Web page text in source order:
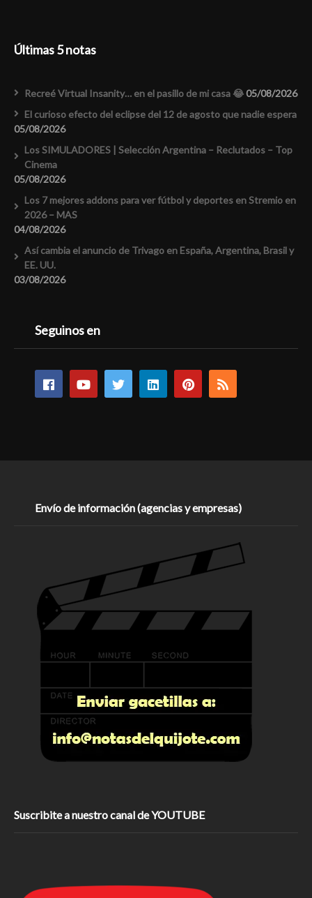
Últimas 5 notas
Recreé Virtual Insanity… en el pasillo de mi casa 😂05/08/2026
El curioso efecto del eclipse del 12 de agosto que nadie espera
05/08/2026
Los SIMULADORES | Selección Argentina – Reclutados – Top
Cinema
05/08/2026
Los 7 mejores addons para ver fútbol y deportes en Stremio en
2026 – MAS
04/08/2026
Así cambia el anuncio de Trivago en España, Argentina, Brasil y
EE. UU.
03/08/2026
Seguinos en
Envío de información (agencias y empresas)
Suscribite a nuestro canal de YOUTUBE